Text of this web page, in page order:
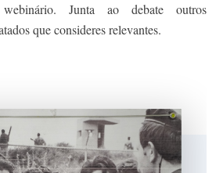
Junta ao debate outros
que consideres relevantes.